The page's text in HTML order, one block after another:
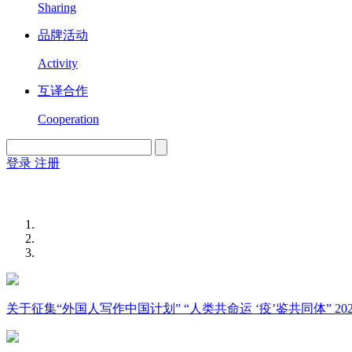
Sharing
品牌活动
Activity
互译合作
Cooperation
登录 注册
关于征集“外国人写作中国计划” “人类共命运 ‘疫’鉴共同体”